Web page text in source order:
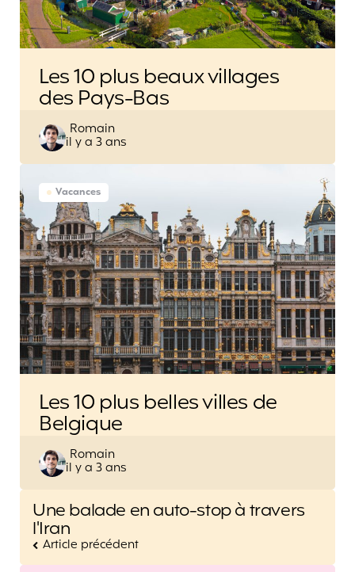
Les 10 plus beaux villages
des Pays-Bas
Posted
by
Romain
il y a 3 ans
Vacances
Les 10 plus belles villes de
Belgique
Posted
by
Romain
il y a 3 ans
Post
navigation
Une balade en auto-stop à travers
l'Iran
Article précédent